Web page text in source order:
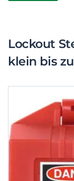
Lockout
klein bis